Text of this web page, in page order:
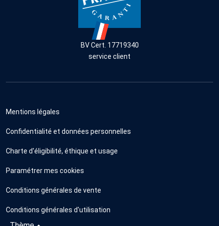
BV Cert. 17719340
service client
Mentions légales
Confidentialité et données personnelles
Charte d'éligibilité, éthique et usage
Paramétrer mes cookies
Conditions générales de vente
Conditions générales d'utilisation